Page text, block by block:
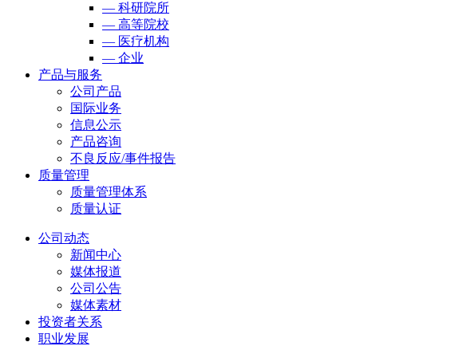
— 科研院所
— 高等院校
— 医疗机构
— 企业
产品与服务
公司产品
国际业务
信息公示
产品咨询
不良反应/事件报告
质量管理
质量管理体系
质量认证
公司动态
新闻中心
媒体报道
公司公告
媒体素材
投资者关系
职业发展